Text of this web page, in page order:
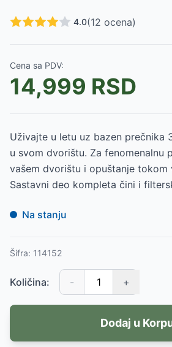
Intex Četvorougaoni bazen za
4.0(12 ocena)
Cena sa PDV:
14,999 RSD
Uživajte u letu uz bazen prečnika
u svom dvorištu. Za fenomenalnu
vašem dvorištu i opuštanje tokom
Sastavni deo kompleta čini i
Na stanju
Šifra: 114152
Količina: - +
Dodaj u